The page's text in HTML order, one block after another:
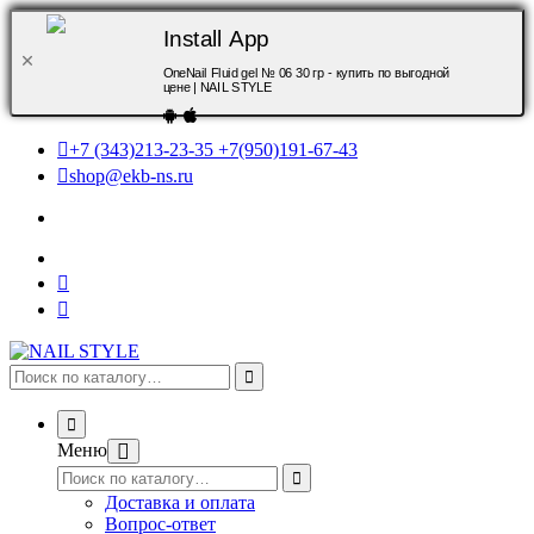
Install App
OneNail Fluid gel № 06 30 гр - купить по выгодной
цене | NAIL STYLE
+7 (343)213-23-35 +7(950)191-67-43
shop@ekb-ns.ru
Меню
Доставка и оплата
Вопрос-ответ